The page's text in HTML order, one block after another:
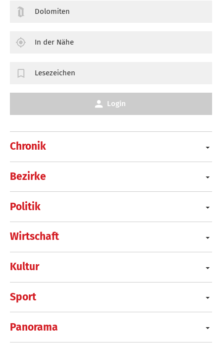
Chronik
Bezirke
Politik
Wirtschaft
Kultur
Sport
Panorama
Dolomiten
In der Nähe
Lesezeichen
Login